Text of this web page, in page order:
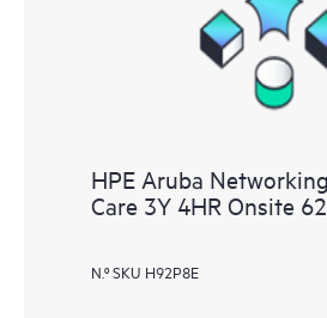
HPE Aruba
Care 3Y 4HR Onsite
N.º SKU H92P8E